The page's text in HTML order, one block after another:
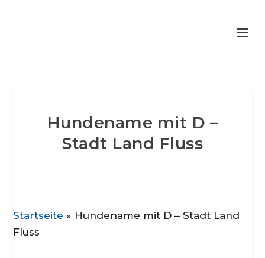
Hundename mit D –
Stadt Land Fluss
Startseite » Hundename mit D – Stadt Land
Fluss